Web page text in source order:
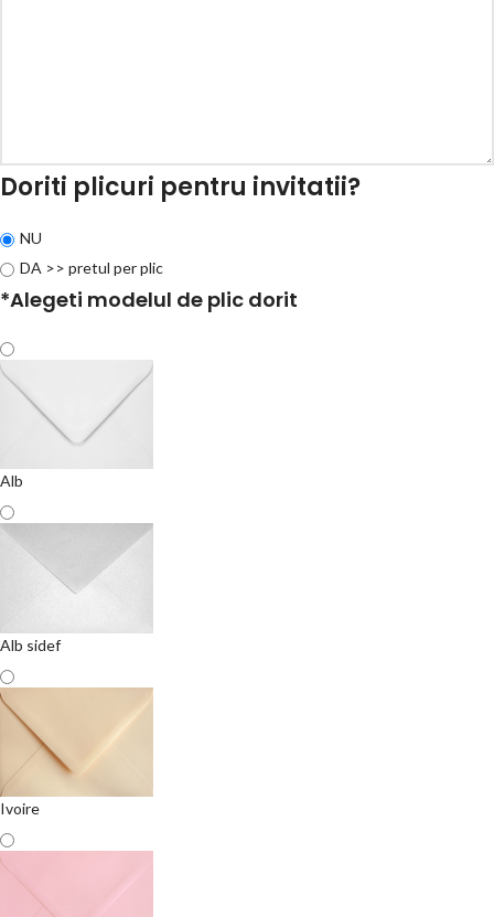
Doriti plicuri pentru invitatii?
NU
DA >> pretul per plic
*Alegeti modelul de plic dorit
Alb
Alb sidef
Ivoire